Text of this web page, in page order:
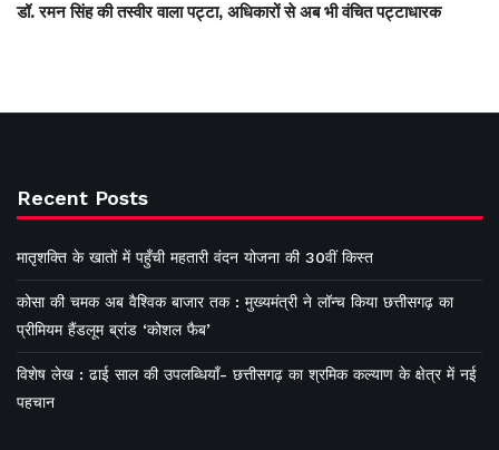
डॉ. रमन सिंह की तस्वीर वाला पट्टा, अधिकारों से अब भी वंचित पट्टाधारक
Recent Posts
मातृशक्ति के खातों में पहुँची महतारी वंदन योजना की 30वीं किस्त
कोसा की चमक अब वैश्विक बाजार तक : मुख्यमंत्री ने लॉन्च किया छत्तीसगढ़ का
प्रीमियम हैंडलूम ब्रांड ‘कोशल फैब’
विशेष लेख : ढाई साल की उपलब्धियाँ- छत्तीसगढ़ का श्रमिक कल्याण के क्षेत्र में नई
पहचान